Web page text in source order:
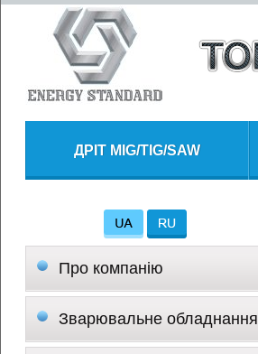
ДРІТ MIG/TIG/SAW
Про компанію
Зварювальне обладнання